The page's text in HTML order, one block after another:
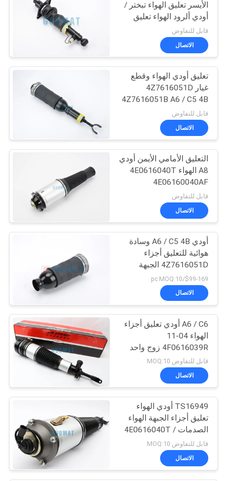
PRIVACY
POLICY
تعليق مرسيدس الهواء
126
تعليق أجزاء BMW
الهواء
74
تعليق أجزاء أودي
الهواء
94
لاند روفر الربيع الهواء
76
الأيسر تعليق الهواء تبختر /
أودي ألرود الهواء تعليق
التعليق
قابل للتفاوض
الاتصال
تعليق أودي الهواء وقطع
غيار 4Z7616051D
4Z7616051B A6 / C5 4B
ذلك Allroad كواترو الجبهة
قابل للتفاوض
الاتصال
التعليق الأمامي الأيمن أودي
A8 الهواء 4E0616040T
4E06160040AF
4E06160040AH
قابل للتفاوض
الاتصال
أودي A6 / C5 4B وسادة
هوائية للتعليق أجزاء
4Z7616051D الجبهة
4Z7616051B اليسار أو
اليمين
$99-169/pc MOQ:10
الاتصال
A6 / C6 أودي تعليق أجزاء
الهواء 04-11
4F0616039R زوج واحد
تعليق الهواء الربيع
GUOMAT NO 501004
قابل للتفاوض MOQ:10
الاتصال
TS16949 أودي الهواء
تعليق أجزاء الجبهة الهواء
الصدمات 4E0616040T /
4E0616040AF
قابل للتفاوض MOQ:10
الاتصال